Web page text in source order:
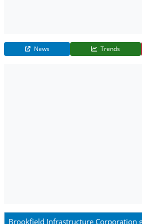
News Trends
Brookfield Infrastructure Corporation